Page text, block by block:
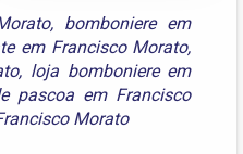
, bomboniere em
em Francisco Morato,
, loja bomboniere em
pascoa em Francisco
Morato